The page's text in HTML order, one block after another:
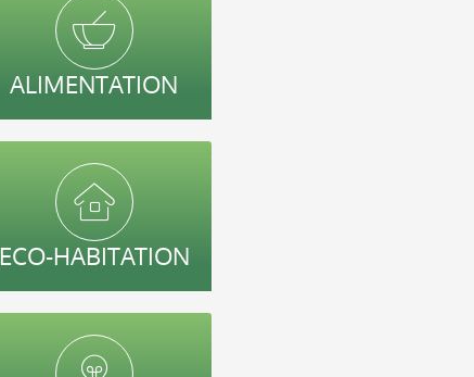
ALIMENTATION
ECO-HABITATION